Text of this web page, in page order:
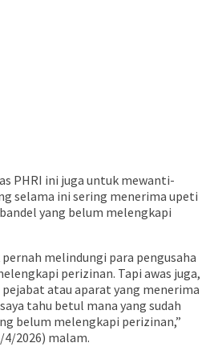
PHRI ini juga untuk mewanti-
selama ini sering menerima upeti
yang belum melengkapi
melindungi para pengusaha
perizinan. Tapi awas juga,
atau aparat yang menerima
tahu betul mana yang sudah
belum melengkapi perizinan,”
4/2026) malam.